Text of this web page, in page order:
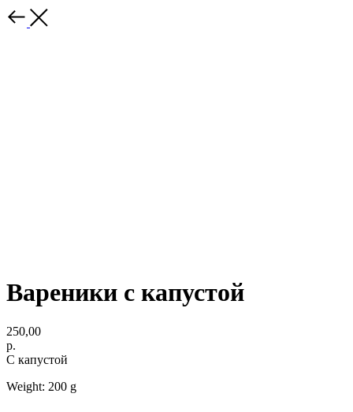
Вареники с капустой
250,00
р.
С капустой
Weight: 200 g